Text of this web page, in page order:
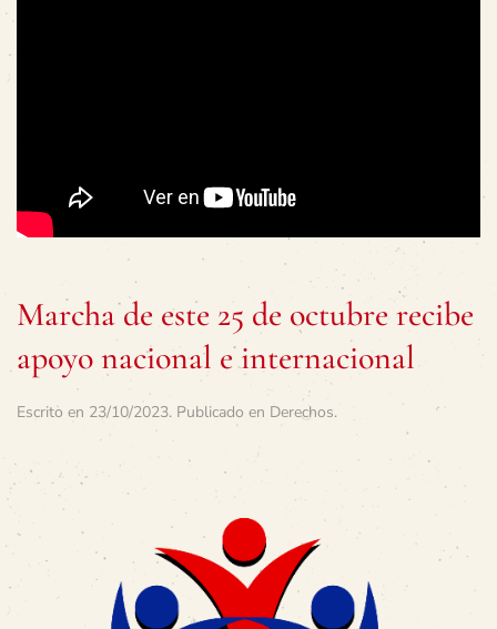
Marcha de este 25 de octubre recibe
apoyo nacional e internacional
Escrito en 23/10/2023. Publicado en Derechos.